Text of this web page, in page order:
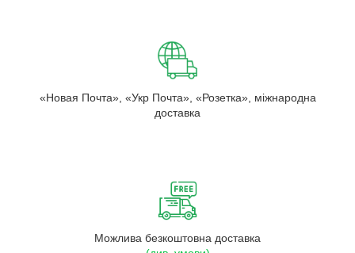
«Новая Почта», «Укр Почта», «Розетка», міжнародна
доставка
Можлива безкоштовна доставка